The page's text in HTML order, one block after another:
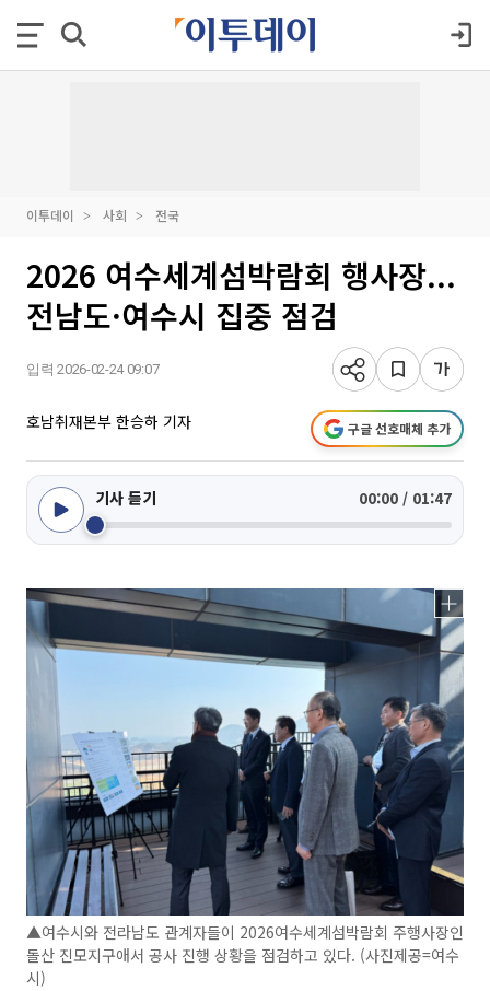
이투데이 사회 전국
2026 여수세계섬박람회 행사장...
전남도·여수시 집중 점검
입력 2026-02-24 09:07
호남취재본부 한승하 기자 구글 선호매체 추가
기사 듣기 00:00 / 01:47
▲여수시와 전라남도 관계자들이 2026여수세계섬박람회 주행사장인
돌산 진모지구애서 공사 진행 상황을 점검하고 있다. (사진제공=여수
시)